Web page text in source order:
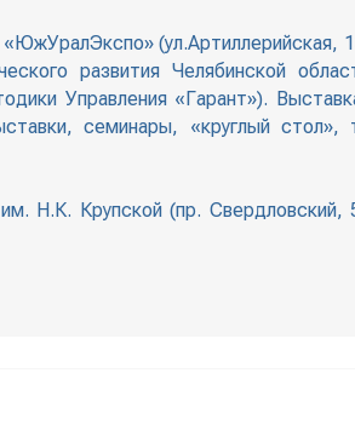
развития Челябинской
Управления «Гарант»).
семинары, «круглый стол»,
Н.К. Крупской (пр.